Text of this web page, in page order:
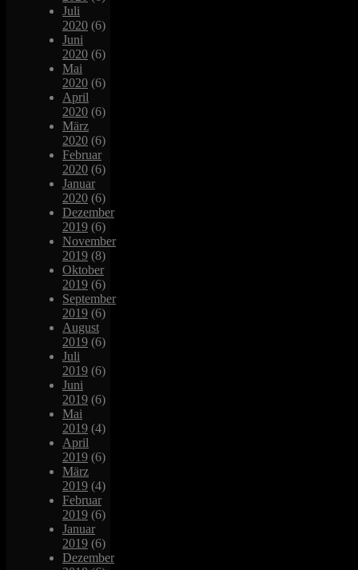
Juli
2020 (6)
Juni
2020 (6)
Mai
2020 (6)
April
2020 (6)
März
2020 (6)
Februar
2020 (6)
Januar
2020 (6)
Dezember
2019 (6)
November
2019 (8)
Oktober
2019 (6)
September
2019 (6)
August
2019 (6)
Juli
2019 (6)
Juni
2019 (6)
Mai
2019 (4)
April
2019 (6)
März
2019 (4)
Februar
2019 (6)
Januar
2019 (6)
Dezember